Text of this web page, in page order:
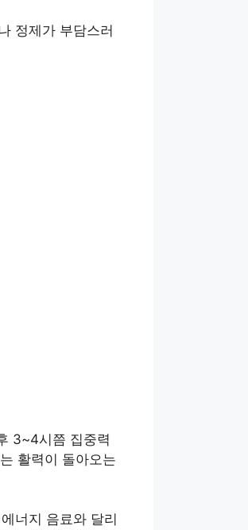
정제가 부담스러
3~4시쯤 집중력
활력이 돌아오는
너지 음료와 달리